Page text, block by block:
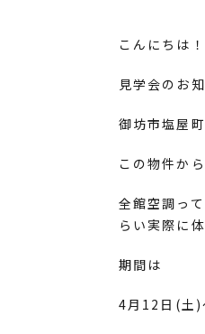
こんにちは！
見学会のお
御坊市塩屋
この物件か
全館空調っ
らい実際に
期間は
4月12日(土)